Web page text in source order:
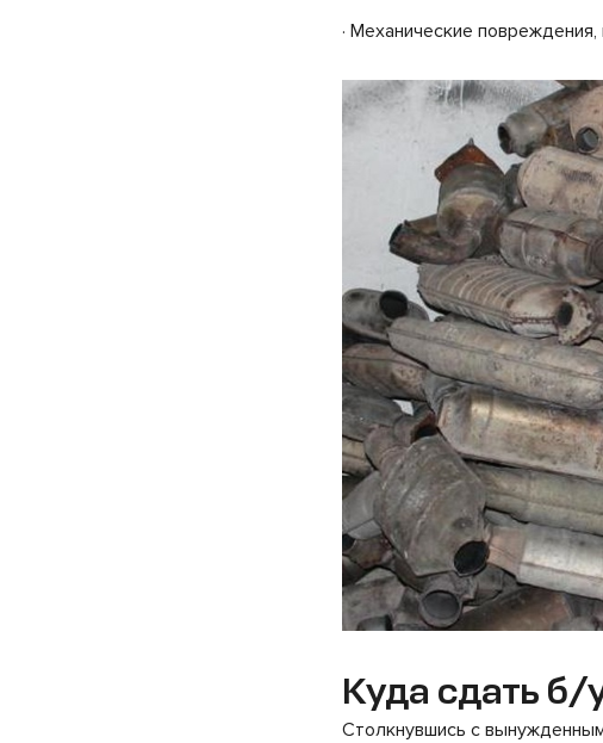
· Механические
Куда сдать б/
Столкнувшись с